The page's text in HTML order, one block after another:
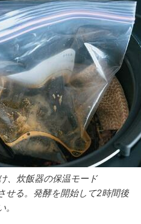
、炊飯器の保温モード
せる。発酵を開始して2時間後